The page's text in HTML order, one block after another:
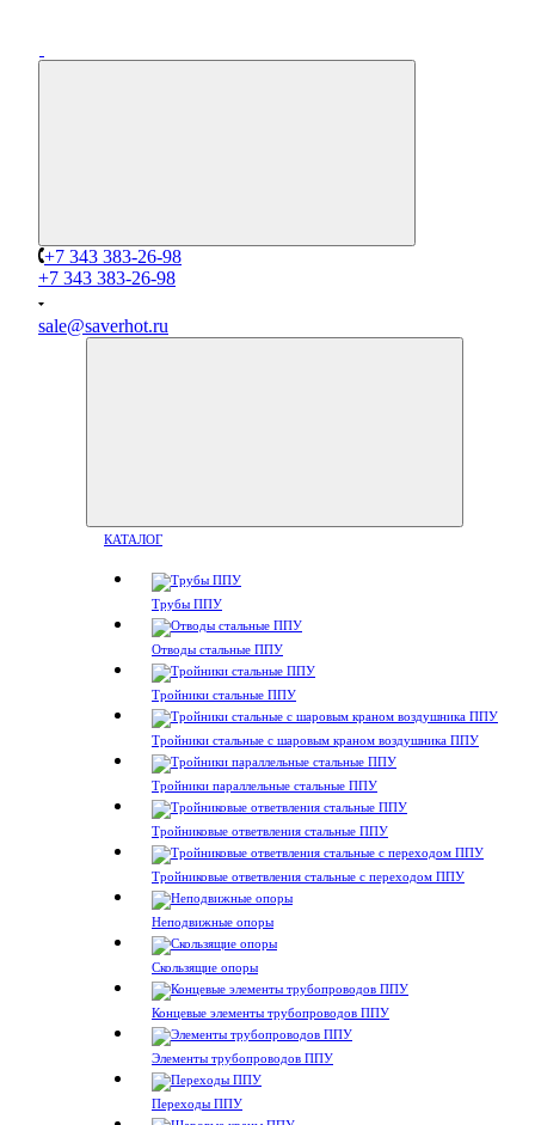
+7 343 383-26-98
+7 343 383-26-98
sale@saverhot.ru
КАТАЛОГ
Трубы ППУ
Отводы стальные ППУ
Тройники стальные ППУ
Тройники стальные с шаровым краном воздушника ППУ
Тройники параллельные стальные ППУ
Тройниковые ответвления стальные ППУ
Тройниковые ответвления стальные с переходом ППУ
Неподвижные опоры
Скользящие опоры
Концевые элементы трубопроводов ППУ
Элементы трубопроводов ППУ
Переходы ППУ